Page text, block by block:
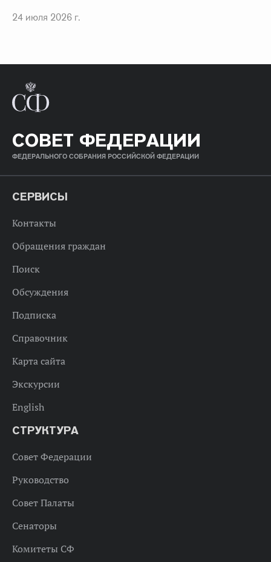
24 июля 2026 г.
СОВЕТ ФЕДЕРАЦИИ
ФЕДЕРАЛЬНОГО СОБРАНИЯ РОССИЙСКОЙ ФЕДЕРАЦИИ
СЕРВИСЫ
Контакты
Обращения граждан
Поиск
Обсуждения
Подписка
Справочник
Карта сайта
Экскурсии
English
СТРУКТУРА
Совет Федерации
Руководство
Совет Палаты
Сенаторы
Комитеты СФ